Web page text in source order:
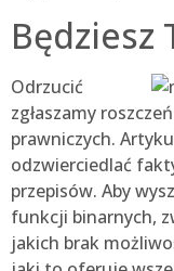
Będziesz
Odrzucić
zgłaszamy
prawniczych.
odzwierciedlać
przepisów. Aby
funkcji binarnych,
jakich brak